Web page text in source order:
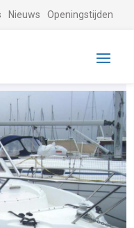
Nieuws Openingstijden